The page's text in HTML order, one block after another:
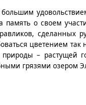
память о своем
сделанных
цветением
природы – растущей
грязями озером